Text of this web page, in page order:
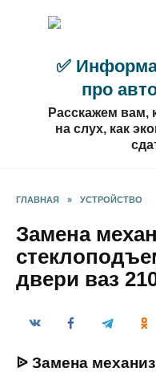
✅
про
Расскажем вам,
на слух, как
ГЛАВНАЯ » УСТРОЙСТВО
Замена
двери ваз
ᐉ Замена